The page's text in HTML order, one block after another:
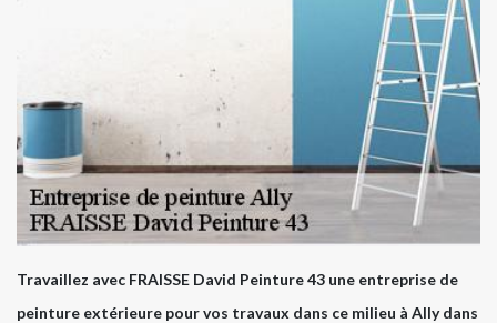
Travaillez avec FRAISSE David Peinture 43 une entreprise de
peinture extérieure pour vos travaux dans ce milieu à Ally dans